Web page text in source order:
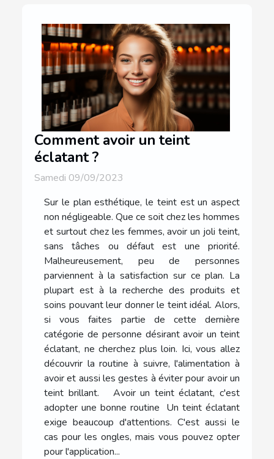
Comment avoir un teint
éclatant ?
Samedi 09/09/2023
Sur le plan esthétique, le teint est un aspect
non négligeable. Que ce soit chez les hommes
et surtout chez les femmes, avoir un joli teint,
sans tâches ou défaut est une priorité.
Malheureusement, peu de personnes
parviennent à la satisfaction sur ce plan. La
plupart est à la recherche des produits et
soins pouvant leur donner le teint idéal. Alors,
si vous faites partie de cette dernière
catégorie de personne désirant avoir un teint
éclatant, ne cherchez plus loin. Ici, vous allez
découvrir la routine à suivre, l'alimentation à
avoir et aussi les gestes à éviter pour avoir un
teint brillant. Avoir un teint éclatant, c'est
adopter une bonne routine Un teint éclatant
exige beaucoup d'attentions. C'est aussi le
cas pour les ongles, mais vous pouvez opter
pour l'application...